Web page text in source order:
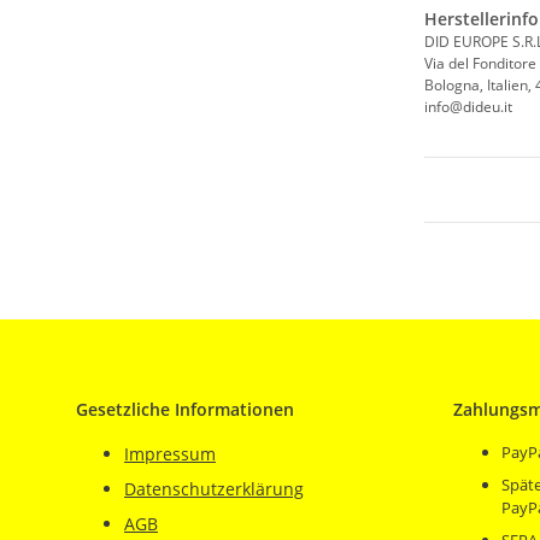
DID EUROPE
Via del Fonditore
Bologna, Italien,
info@dideu.it
Gesetzliche Informationen
Impressum
Datenschutzerklärung
AGB